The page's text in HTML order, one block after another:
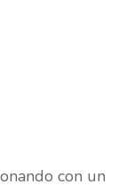
con un